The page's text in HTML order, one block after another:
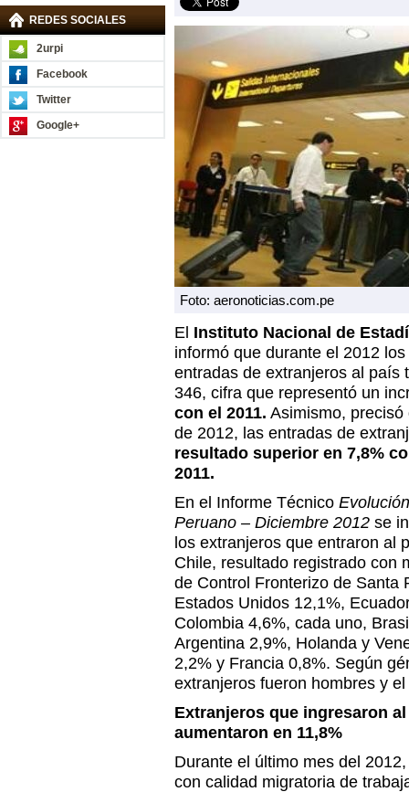
REDES SOCIALES
2urpi
Facebook
Twitter
Google+
Foto: aeronoticias.com.pe
El Instituto Nacional de
informó que durante el 2012
entradas de extranjeros al país
346, cifra que representó un
con el 2011. Asimismo,
de 2012, las entradas de
resultado superior en 7,8%
2011.
En el Informe Técnico
Peruano – Diciembre 2012 se
los extranjeros que entraron al
Chile, resultado registrado con
de Control Fronterizo de Santa
Estados Unidos 12,1%,
Colombia 4,6%, cada uno,
Argentina 2,9%, Holanda y
2,2% y Francia 0,8%. Según
extranjeros fueron hombres y
Extranjeros que ingresaron
aumentaron en 11,8%
Durante el último mes del
con calidad migratoria de